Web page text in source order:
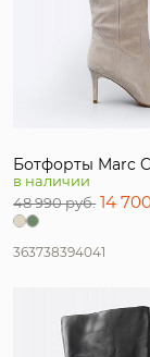
Ботфорты Marc
в наличии
48 990 руб. 14
363738394041